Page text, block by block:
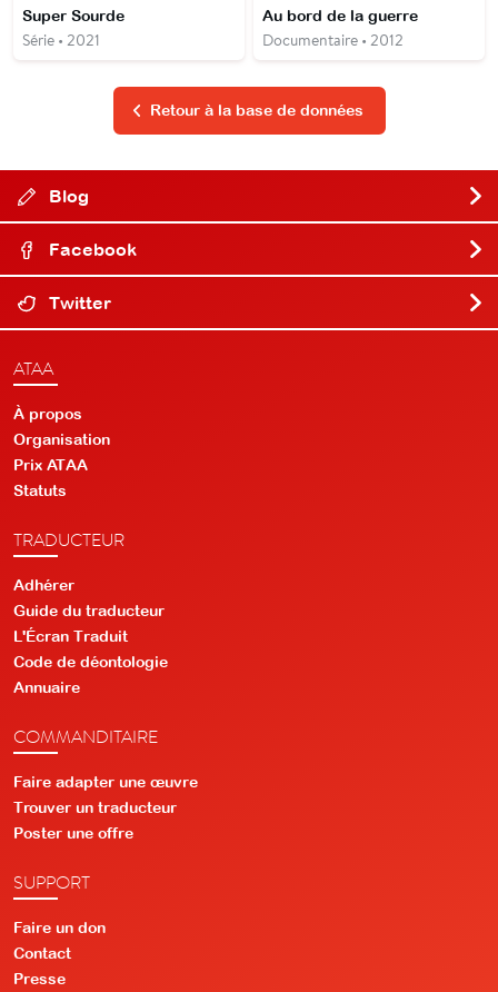
Super Sourde
Série • 2021
Au bord de la guerre
Documentaire • 2012
Retour à la base de données
Blog
Facebook
Twitter
ATAA
À propos
Organisation
Prix ATAA
Statuts
TRADUCTEUR
Adhérer
Guide du traducteur
L'Écran Traduit
Code de déontologie
Annuaire
COMMANDITAIRE
Faire adapter une œuvre
Trouver un traducteur
Poster une offre
SUPPORT
Faire un don
Contact
Presse